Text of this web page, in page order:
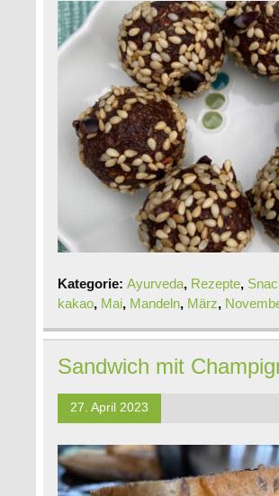
Kategorie:Ayurveda, Rezepte,
kakao, Mai, Mandeln, März,
Sandwich mit
27. April 2023